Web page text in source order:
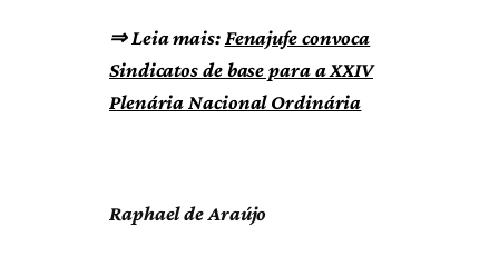
⇒ Leia mais: Fenajufe convoca
Sindicatos de base para a XXIV
Plenária Nacional Ordinária
Raphael de Araújo